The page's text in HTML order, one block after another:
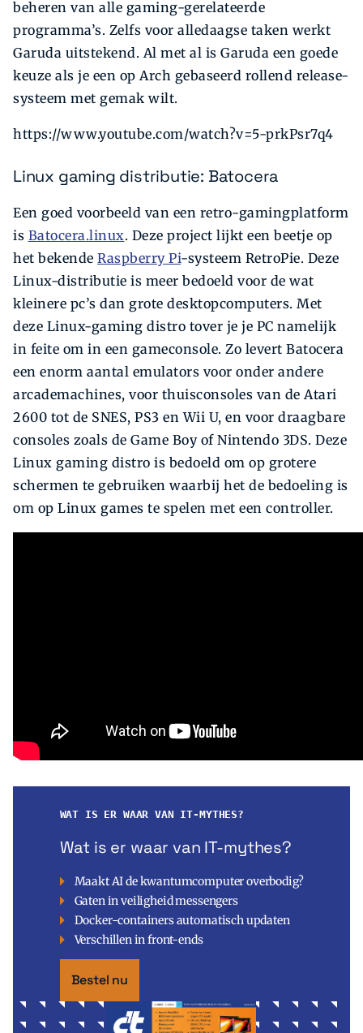
beheren van alle gaming-gerelateerde
programma’s. Zelfs voor alledaagse taken werkt
Garuda uitstekend. Al met al is Garuda een goede
keuze als je een op Arch gebaseerd rollend release-
systeem met gemak wilt.
https://www.youtube.com/watch?v=5-prkPsr7q4
Linux gaming distributie: Batocera
Een goed voorbeeld van een retro-gamingplatform
is Batocera.linux. Deze project lijkt een beetje op
het bekende Raspberry Pi-systeem RetroPie. Deze
Linux-distributie is meer bedoeld voor de wat
kleinere pc’s dan grote desktopcomputers. Met
deze Linux-gaming distro tover je je PC namelijk
in feite om in een gameconsole. Zo levert Batocera
een enorm aantal emulators voor onder andere
arcademachines, voor thuisconsoles van de Atari
2600 tot de SNES, PS3 en Wii U, en voor draagbare
consoles zoals de Game Boy of Nintendo 3DS. Deze
Linux gaming distro is bedoeld om op grotere
schermen te gebruiken waarbij het de bedoeling is
om op Linux games te spelen met een controller.
WAT IS ER WAAR VAN IT-MYTHES?
Wat is er waar van IT-mythes?
Maakt AI de kwantumcomputer overbodig?
Gaten in veiligheid messengers
Docker-containers automatisch updaten
Verschillen in front-ends
Bestel nu